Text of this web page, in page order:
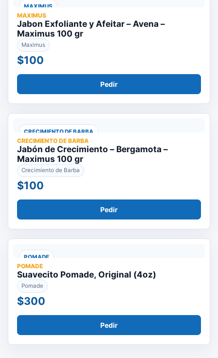
MAXIMUS
MAXIMUS
Jabon Exfoliante y Afeitar – Avena –
Maximus 100 gr
Maximus
$100
Pedir
CRECIMIENTO DE BARBA
CRECIMIENTO DE BARBA
Jabón de Crecimiento – Bergamota –
Maximus 100 gr
Crecimiento de Barba
$100
Pedir
POMADE
POMADE
Suavecito Pomade, Original (4oz)
Pomade
$300
Pedir